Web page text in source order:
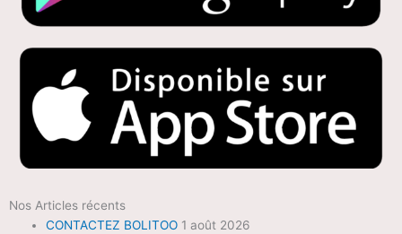
Nos Articles récents
CONTACTEZ BOLITOO 1 août 2026